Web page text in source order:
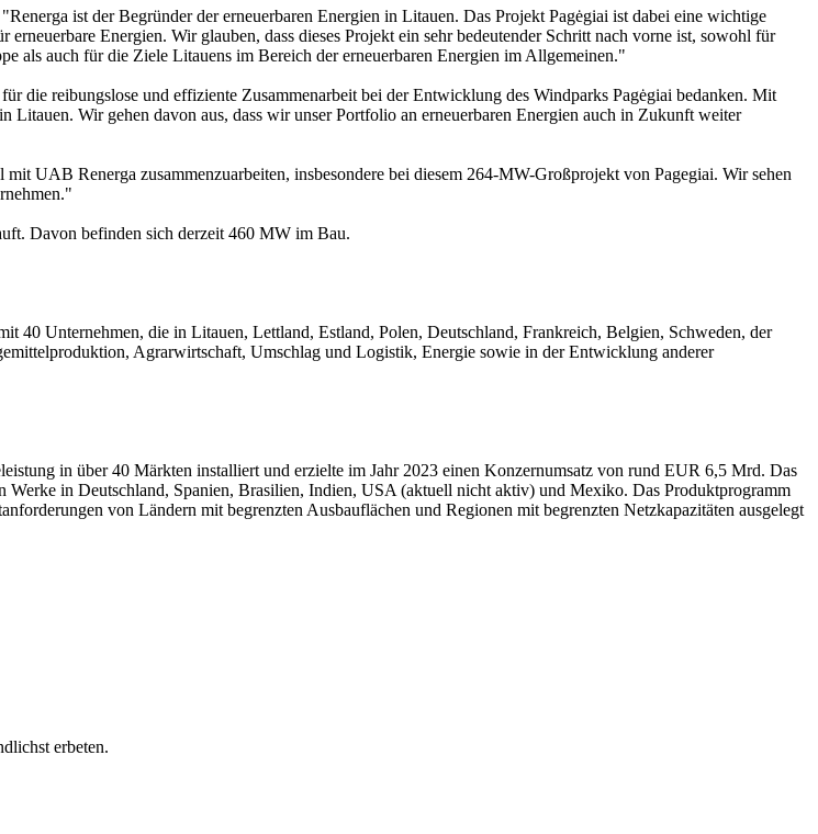
ist der Begründer der erneuerbaren Energien in Litauen. Das Projekt Pagėgiai ist dabei eine wichtige
erneuerbare Energien. Wir glauben, dass dieses Projekt ein sehr bedeutender Schritt nach vorne ist, sowohl für
als auch für die Ziele Litauens im Bereich der erneuerbaren Energien im Allgemeinen."
die reibungslose und effiziente Zusammenarbeit bei der Entwicklung des Windparks Pagėgiai bedanken. Mit
Wir gehen davon aus, dass wir unser Portfolio an erneuerbaren Energien auch in Zukunft weiter
UAB Renerga zusammenzuarbeiten, insbesondere bei diesem 264-MW-Großprojekt von Pagegiai. Wir sehen
Davon befinden sich derzeit 460 MW im Bau.
Unternehmen, die in Litauen, Lettland, Estland, Polen, Deutschland, Frankreich, Belgien, Schweden, der
Agrarwirtschaft, Umschlag und Logistik, Energie sowie in der Entwicklung anderer
in über 40 Märkten installiert und erzielte im Jahr 2023 einen Konzernumsatz von rund EUR 6,5 Mrd. Das
in Deutschland, Spanien, Brasilien, Indien, USA (aktuell nicht aktiv) und Mexiko. Das Produktprogramm
von Ländern mit begrenzten Ausbauflächen und Regionen mit begrenzten Netzkapazitäten ausgelegt
erbeten.